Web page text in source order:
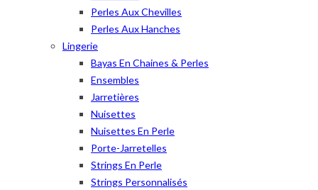
Perles Aux Chevilles
Perles Aux Hanches
Lingerie
Bayas En Chaines & Perles
Ensembles
Jarretières
Nuisettes
Nuisettes En Perle
Porte-Jarretelles
Strings En Perle
Strings Personnalisés